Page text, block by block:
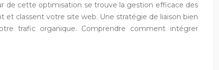
de cette optimisation se trouve la gestion efficace des
et classent votre site web. Une stratégie de liaison bien
trafic organique. Comprendre comment intégrer